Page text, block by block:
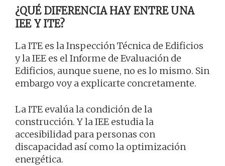
¿QUÉ DIFERENCIA HAY ENTRE UNA
IEE Y ITE?
La ITE es la Inspección Técnica de Edificios
y la IEE es el Informe de Evaluación de
Edificios, aunque suene, no es lo mismo. Sin
embargo voy a explicarte concretamente.
La ITE evalúa la condición de la
construcción. Y la IEE estudia la
accesibilidad para personas con
discapacidad así como la optimización
energética.